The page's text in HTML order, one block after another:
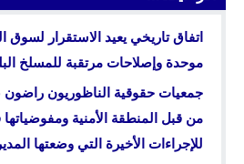
اتفاق تاريخي يعيد الاستقرار لسوق
موحدة وإصلاحات مرتقبة للمسلخ
جمعيات حقوقية الناظوريون
من قبل المنطقة الأمنية
للإجراءات الأخيرة التي وضعتها